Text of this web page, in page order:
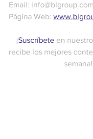
Email:
Página Web:
¡Suscríbete en nuestro
recibe los mejores
semana!